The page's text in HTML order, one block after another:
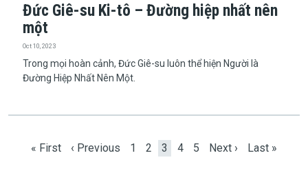
Đức Giê-su Ki-tô – Đường hiệp nhất nên
một
Oct 10, 2023
Trong mọi hoàn cảnh, Đức Giê-su luôn thể hiện Người là
Đường Hiệp Nhất Nên Một.
First page
« First Previous page
‹ Previous Page
1 Page
2 Current page
3 Page
4 Page
5 Next page
Next › Last page
Last »